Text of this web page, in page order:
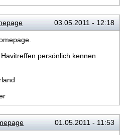
03.05.2011 - 12:18
persönlich kennen
01.05.2011 - 11:53